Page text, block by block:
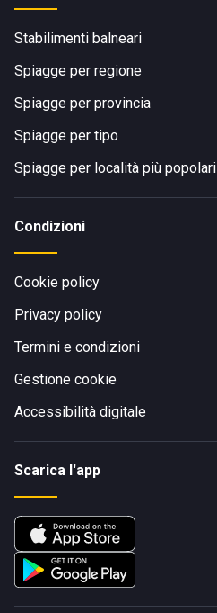
Stabilimenti balneari
Spiagge per regione
Spiagge per provincia
Spiagge per tipo
Spiagge per località più popolari
Condizioni
Cookie policy
Privacy policy
Termini e condizioni
Gestione cookie
Accessibilità digitale
Scarica l'app